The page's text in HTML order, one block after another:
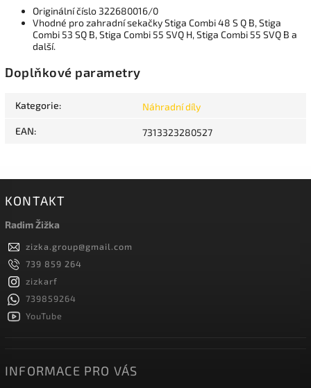
Originální číslo 322680016/0
Vhodné pro zahradní sekačky Stiga Combi 48 S Q B, Stiga
Combi 53 SQ B, Stiga Combi 55 SVQ H, Stiga Combi 55 SVQ B a
další.
Doplňkové parametry
Kategorie: Náhradní díly
EAN: 7313323280527
KONTAKT
Radim Žižka
zizka.group@gmail.com
739 859 264
zizkarf
739859264
YouTube
INFORMACE PRO VÁS